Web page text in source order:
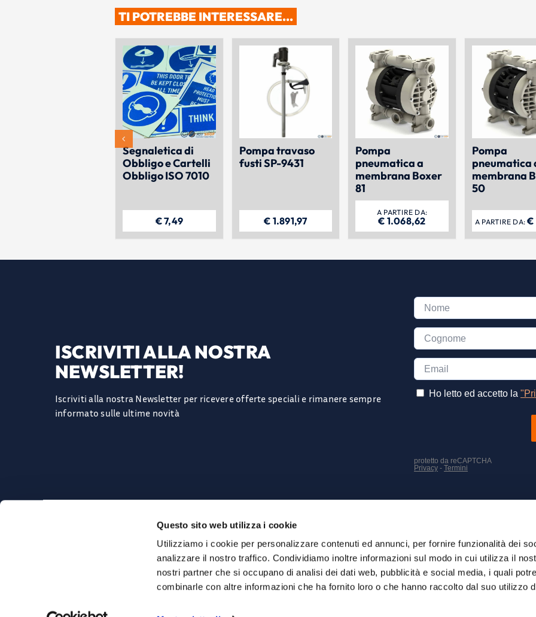
Questo sito web utilizza i cookie
Utilizziamo i cookie per personalizzare contenuti ed annunci, per fornire funzionalità dei
analizzare il nostro traffico. Condividiamo inoltre informazioni sul modo in cui utilizza il
nostri partner che si occupano di analisi dei dati web, pubblicità e social media, i quali
combinarle con altre informazioni che ha fornito loro o che hanno raccolto dal suo utilizzo
TI POTREBBE INTERESSARE…
Segnaletica di
Obbligo e Cartelli
Obbligo ISO 7010
€7,49
Pompa travaso
fusti SP-9431
€ 1.891,97
Pompa
pneumatica a
membrana Boxer
81
A PARTIRE DA:
€ 1.068,62
Pompa
pneumatica
membrana
50
A PARTIRE DA:€
ISCRIVITI ALLA NOSTRA
NEWSLETTER!
Iscriviti alla nostra Newsletter per ricevere offerte speciali e rimanere sempre
informato sulle ultime novità
Il mio Account
Carrello
Ordini